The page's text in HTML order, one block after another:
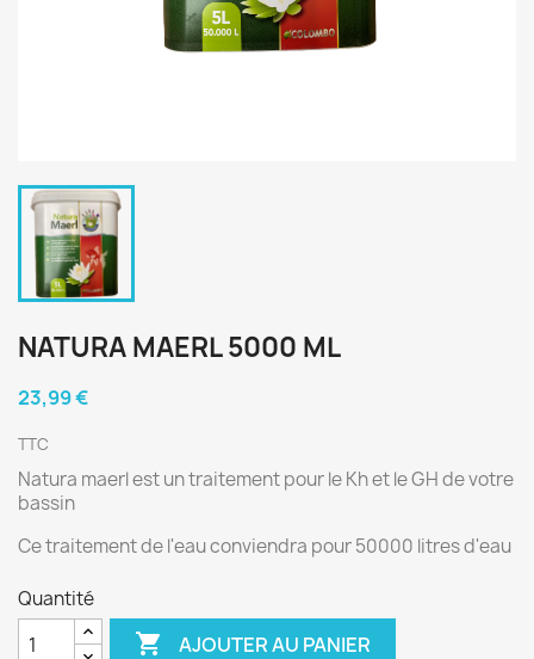
NATURA MAERL 5000 ML
23,99 €
TTC
Natura maerl est un traitement pour le Kh et le GH de votre
bassin
Ce traitement de l'eau conviendra pour 50000 litres d'eau
Quantité
 AJOUTER AU PANIER